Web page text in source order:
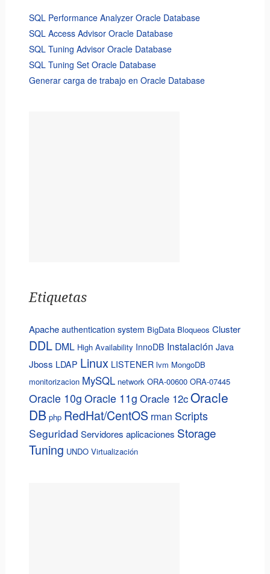
SQL Performance Analyzer Oracle Database
SQL Access Advisor Oracle Database
SQL Tuning Advisor Oracle Database
SQL Tuning Set Oracle Database
Generar carga de trabajo en Oracle Database
Etiquetas
Apache authentication system BigData Bloqueos Cluster
DDL DML High Availability InnoDB Instalación Java
Jboss LDAP Linux LISTENER lvm MongoDB
monitorizacion MySQL network ORA-00600 ORA-07445
Oracle 10g Oracle 11g Oracle 12cOracle
DB php RedHat/CentOS rman Scripts
Seguridad Servidores aplicaciones Storage
Tuning UNDO Virtualización